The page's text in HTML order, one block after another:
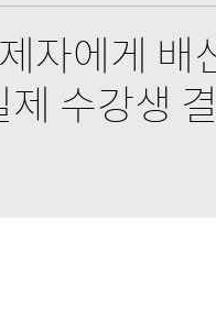
자에게 배
수강생